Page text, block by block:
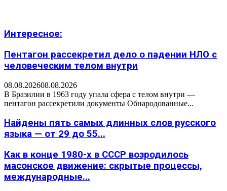
Интересное:
Пентагон рассекретил дело о падении НЛО с
человеческим телом внутри
08.08.202608.08.2026
В Бразилии в 1963 году упала сфера с телом внутри —
пентагон рассекретили документы Обнародованные...
Найдены пять самых длинных слов русского
языка — от 29 до 55...
Как в конце 1980-х в СССР возродилось
масонское движение: скрытые процессы,
международные...